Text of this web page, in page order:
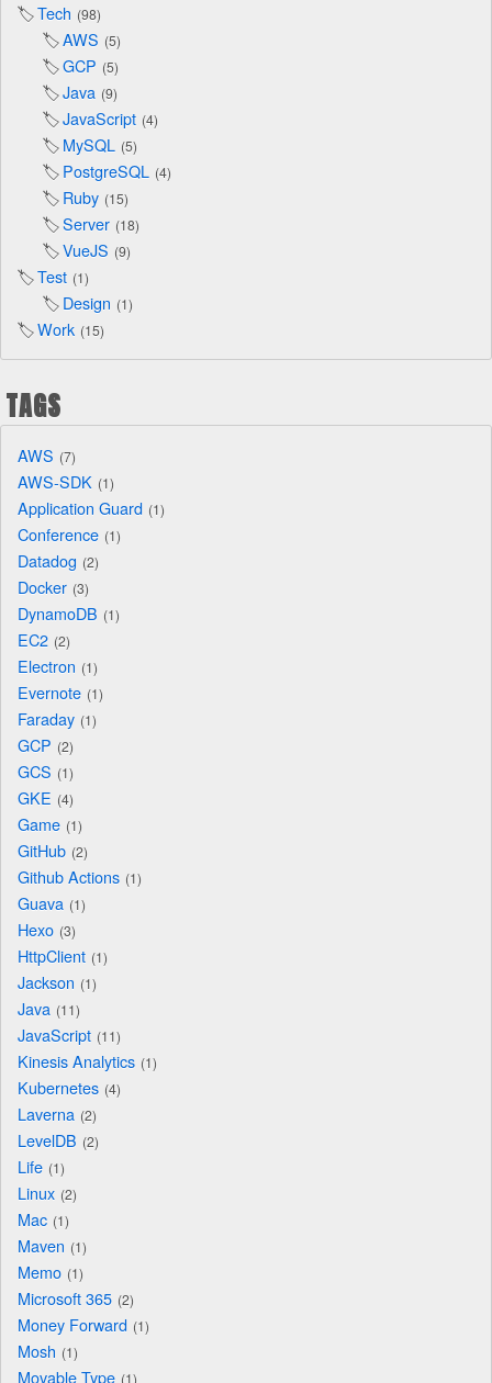
Tech 98
AWS 5
GCP 5
Java 9
JavaScript 4
MySQL 5
PostgreSQL 4
Ruby 15
Server 18
VueJS 9
Test 1
Design 1
Work 15
TAGS
AWS 7
AWS-SDK 1
Application Guard 1
Conference 1
Datadog 2
Docker 3
DynamoDB 1
EC2 2
Electron 1
Evernote 1
Faraday 1
GCP 2
GCS 1
GKE 4
Game 1
GitHub 2
Github Actions 1
Guava 1
Hexo 3
HttpClient 1
Jackson 1
Java 11
JavaScript 11
Kinesis Analytics 1
Kubernetes 4
Laverna 2
LevelDB 2
Life 1
Linux 2
Mac 1
Maven 1
Memo 1
Microsoft 365 2
Money Forward 1
Mosh 1
Movable Type 1